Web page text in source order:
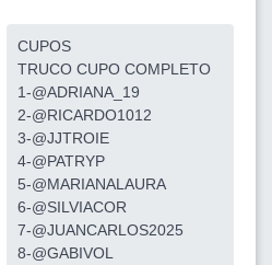
CUPOS
TRUCO CUPO COMPLETO
1-@ADRIANA_19
2-@RICARDO1012
3-@JJTROIE
4-@PATRYP
5-@MARIANALAURA
6-@SILVIACOR
7-@JUANCARLOS2025
8-@GABIVOL